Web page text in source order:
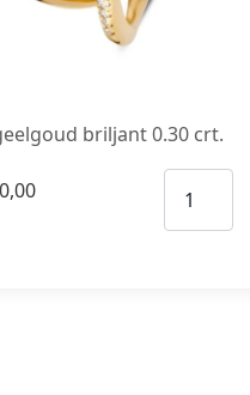
briljant 0.30 crt.